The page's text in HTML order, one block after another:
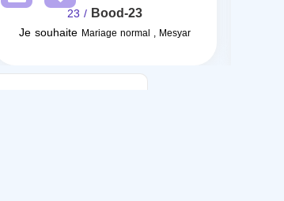
Bood-23
/ 23
Je souhaite Mariage normal , Mesyar